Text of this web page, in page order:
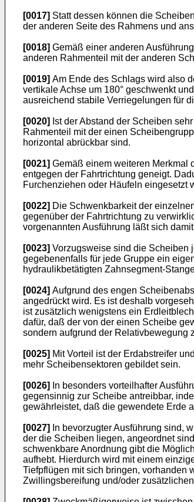
[0017] Statt dessen können die
der anderen Seite des Rahmens und
[0018] Gemäß einer anderen
anderen Rahmenteil mit der anderen
[0019] Am Ende des Schlags wird also
vertikale Achse um 180° geschwenkt
ausreichend stabile Verriegelungen für
[0020] Ist der Abstand der Scheiben
Rahmenteil mit der einen
horizontal abrückbar sind.
[0021] Gemäß einem weiteren Merkmal
entgegen der Fahrtrichtung geneigt.
Furchenziehen oder Häufeln eingesetzt
[0022] Die Schwenkbarkeit der
gegenüber der Fahrtrichtung zu
vorgenannten Ausführung läßt sich
[0023] Vorzugsweise sind die Scheiben
gegebenenfalls für jede Gruppe ein
hydraulikbetätigten Zahnsegment-
[0024] Aufgrund des engen
angedrückt wird. Es ist deshalb
ist zusätzlich wenigstens ein
dafür, daß der von der einen Scheibe
sondern aufgrund der Relativbewegung
[0025] Mit Vorteil ist der Erdabstreifer
mehr Scheibensektoren gebildet sein.
[0026]
In besonders vorteilhafter
gegensinnig zur Scheibe antreibbar,
gewährleistet, daß die gewendete Erde
[0027]
In bevorzugter Ausführung sind,
der die Scheiben liegen, angeordnet
schwenkbare Anordnung gibt die
aufhebt. Hierdurch wird mit einem
Tiefpflügen mit sich bringen, vorhanden
Zwillingsbereifung und/oder